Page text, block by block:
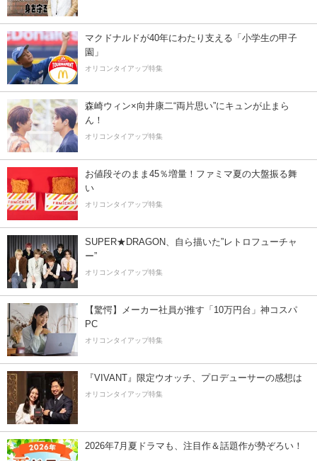
マクドナルドが40年にわたり支える「小学生の甲子
園」
オリコンタイアップ特集
森崎ウィン×向井康二“両片思い”にキュンが止まら
ん！
オリコンタイアップ特集
お値段そのまま45％増量！ファミマ夏の大盤振る舞
い
オリコンタイアップ特集
SUPER★DRAGON、自ら描いた”レトロフューチャ
ー”
オリコンタイアップ特集
【驚愕】メーカー社員が推す「10万円台」神コスパ
PC
オリコンタイアップ特集
『VIVANT』限定ウオッチ、プロデューサーの感想は
オリコンタイアップ特集
2026年7月夏ドラマも、注目作＆話題作が勢ぞろい！